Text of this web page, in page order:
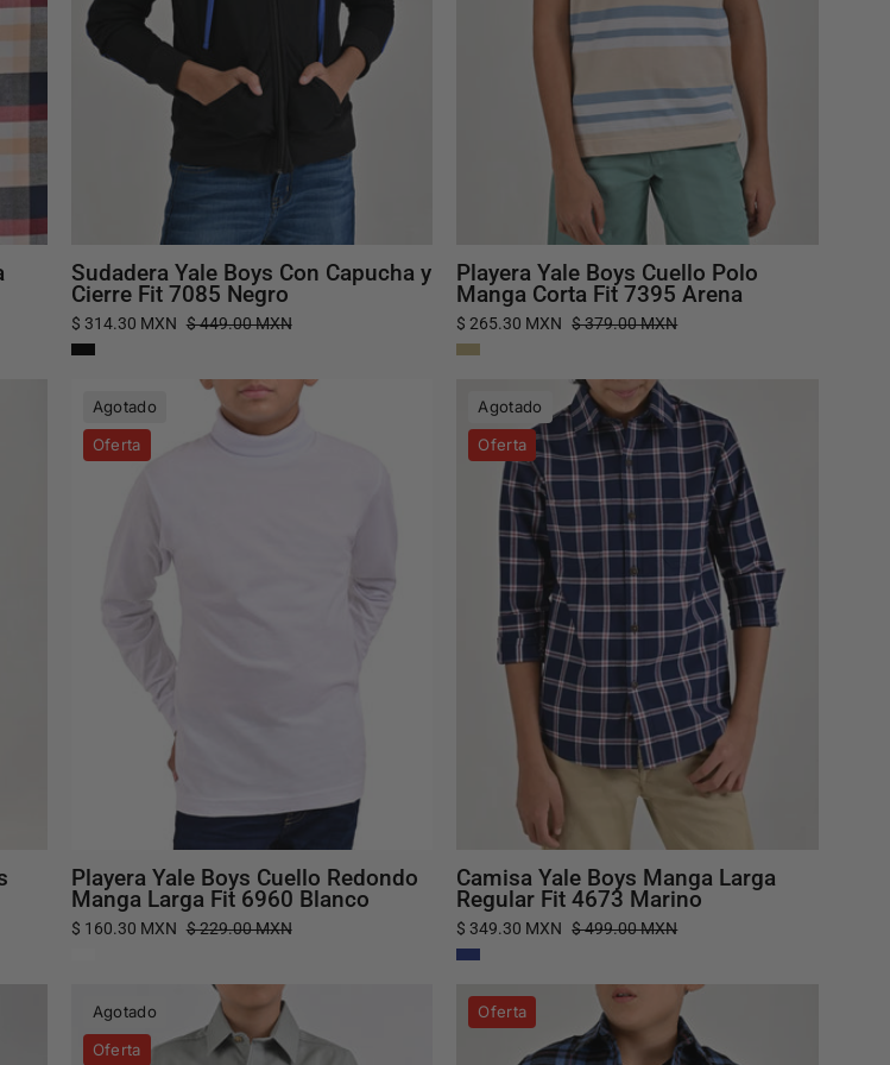
Sudadera Yale Boys Con Capucha y
Cierre Fit 7085 Negro
$ 314.30 MXN $ 449.00 MXN
7395
Playera Yale Boys Cuello Polo
Manga Corta Fit 7395 Arena
$ 265.30 MXN $ 379.00 MXN
Playera
Yale
Agotado
Oferta
Playera Yale Boys Cuello Redondo
Manga Larga Fit 6960 Blanco
$ 160.30 MXN $ 229.00 MXN
Camisa
Yale
Boys
Manga
Larga
Regular
Fit
4673
Marino
Agotado
Oferta
Camisa Yale Boys Manga Larga
Regular Fit 4673 Marino
$ 349.30 MXN $ 499.00 MXN
Camisa
Yale
Boys
Agotado
Oferta
Camisa
Yale
Boys
Oferta